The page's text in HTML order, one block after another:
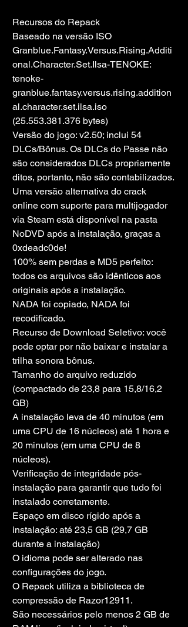
Recursos do Repack
Baseado na versão ISO
Granblue.Fantasy.Versus.Rising.Additi
onal.Character.Set.Ilsa-TENOKE:
tenoke-
granblue.fantasy.versus.rising.addition
al.character.set.ilsa.iso
(25.553.381.376 bytes)
Versão do jogo: v2.50; inclui 54
DLCs/Bônus. Os DLCs do Passe não
são considerados DLCs propriamente
ditos, portanto, não são contabilizados.
Uma versão alternativa do crack
online com suporte para multijogador
via Steam está disponível na pasta
NoDVD após a instalação, graças a
0xdeadc0de!
100% sem perdas e MD5 perfeito:
todos os arquivos são idênticos aos
originais após a instalação.
NADA foi copiado, NADA foi
recodificado.
Recurso de Download Seletivo: você
pode optar por não baixar e instalar a
trilha sonora bônus.
Tamanho do arquivo reduzido
(compactado de 23,8 para 15,8/16,2
GB)
A instalação leva de 40 minutos (em
uma CPU de 16 núcleos) até 1 hora e
20 minutos (em uma CPU de 8
núcleos).
Verificação de integridade pós-
instalação para garantir que tudo foi
instalado corretamente.
Espaço em disco rígido após a
instalação: até 23,5 GB (29,7 GB
durante a instalação)
O idioma pode ser alterado nas
configurações do jogo.
O Repack utiliza a biblioteca de
compressão de Razor12911.
São necessários pelo menos 2 GB de